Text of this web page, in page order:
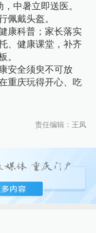
中暑立即送医。
佩戴头盔。
康科普；家长落实
、健康课堂，补齐
。
安全须臾不可放
重庆玩得开心、吃
责任编辑：王凤